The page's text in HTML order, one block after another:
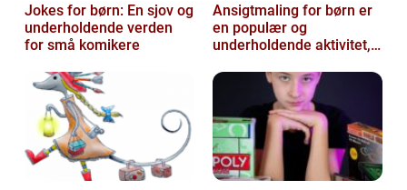
Jokes for børn: En sjov og
underholdende verden
for små komikere
Ansigtmaling for børn er
en populær og
underholdende aktivitet,
kreativitet, fantasi ...